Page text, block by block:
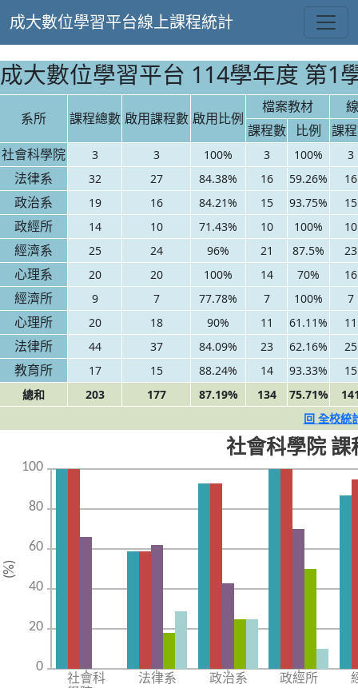
成大數位學習平台線上課程統計
成大數位學習平台 114學年度 第1
系所 課程總數 啟用課程數 啟用比例
檔案教材
課程數
比例
課
社會科學院
3 3 100% 3 100% 3
法律系 32 27 84.38% 16 59.26% 16
政治系 19 16 84.21% 15 93.75% 15
政經所 14 10 71.43% 10 100% 10
經濟系 25 24 96% 21 87.5% 23
心理系 20 20 100% 14 70% 16
經濟所 9 7 77.78% 7 100% 7
心理所 20 18 90% 11 61.11% 11
法律所 44 37 84.09% 23 62.16% 25
教育所 17 15 88.24% 14 93.33%
15
總和
203 177 87.19% 134 75.71%
回 全校統